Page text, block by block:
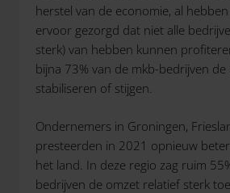
herstel van de economie, al
ervoor gezorgd dat niet alle
sterk) van hebben kunnen
bijna 73% van de mkb-bedrijven de
stabiliseren of stijgen.
Ondernemers in Groningen,
presteerden in 2021 opnieuw
het land. In deze regio zag ruim
bedrijven de omzet relatief sterk